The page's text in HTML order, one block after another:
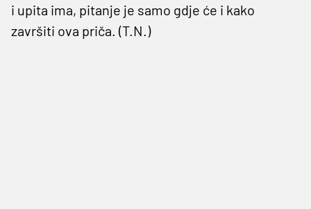
i upita ima, pitanje je samo gdje će i kako
završiti ova priča. (T.N.)